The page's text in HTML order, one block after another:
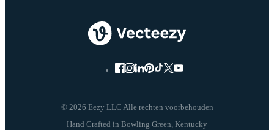
© 2026 Eezy LLC Alle rechten voorbehouden